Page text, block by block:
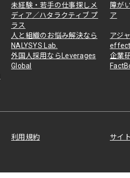
未経験・若手の仕事探しメ
ディア／ハタラクティブ プ
ラス
障が
ア
人と組織のお悩み解決なら
NALYSYS Lab.
アジ
外国人採用ならLeverages
Global
企業
利用規約 サイ